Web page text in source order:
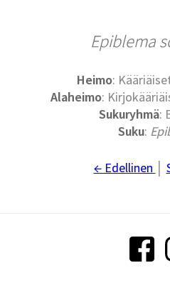
Epiblema
Heimo:
Alaheimo:
Sukuryhmä:
Suku:
← Edellinen